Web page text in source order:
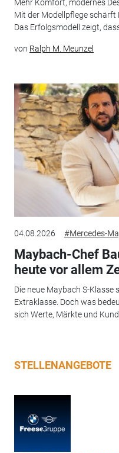
Mehr Komfort, modernes
Mit der Modellpflege schärft
Das Erfolgsmodell zeigt,
von Ralph M. Meunzel
04.08.2026 #Mercedes-
Maybach-Chef
heute vor allem
Die neue Maybach S-
Extraklasse. Doch was
sich Werte, Märkte und
STELLENANGEBOTE